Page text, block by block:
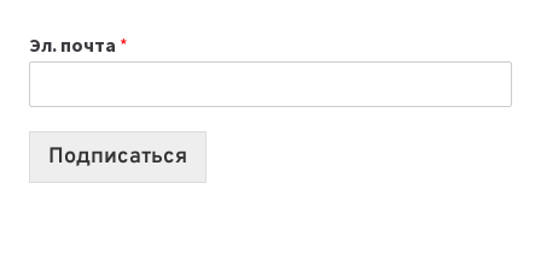
2026:
10
Эл. почта *
Подписаться